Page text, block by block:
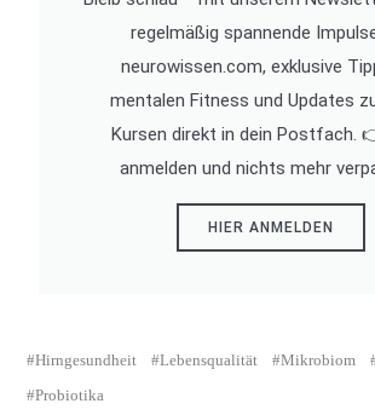
regelmäßig spannende
neurowissen.com, exklusive
mentalen Fitness und Updates
Kursen direkt in dein Postfach.
anmelden und nichts mehr
HIER ANMELDEN
Hirngesundheit Lebensqualität Mikrobiom
Probiotika